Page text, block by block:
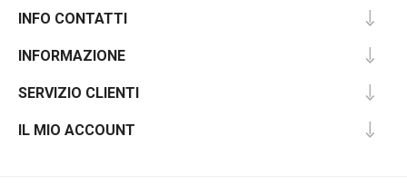
INFO CONTATTI
INFORMAZIONE
SERVIZIO CLIENTI
IL MIO ACCOUNT